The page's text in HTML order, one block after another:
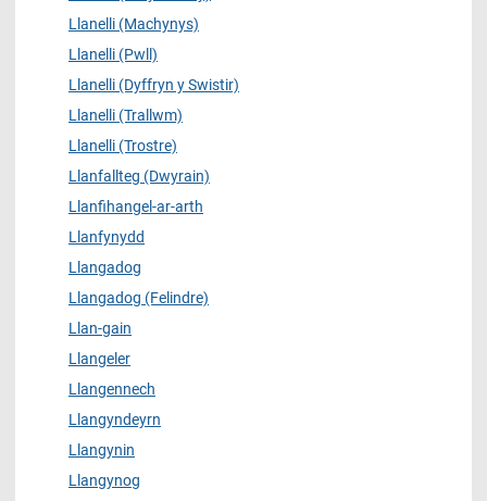
Llanelli (Machynys)
Llanelli (Pwll)
Llanelli (Dyffryn y Swistir)
Llanelli (Trallwm)
Llanelli (Trostre)
Llanfallteg (Dwyrain)
Llanfihangel-ar-arth
Llanfynydd
Llangadog
Llangadog (Felindre)
Llan-gain
Llangeler
Llangennech
Llangyndeyrn
Llangynin
Llangynog